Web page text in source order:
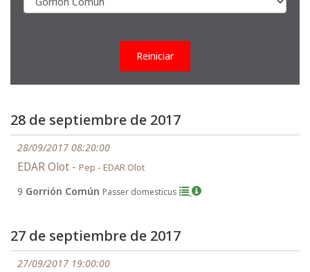
Reiniciar
28 de septiembre de 2017
28/09/2017 08:20:00
EDAR Olot - Pep - EDAR Olot
9 Gorrión Común Passer domesticus
27 de septiembre de 2017
27/09/2017 19:00:00